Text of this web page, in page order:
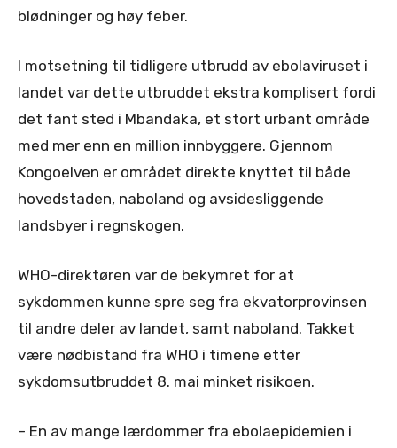
blødninger og høy feber.
I motsetning til tidligere utbrudd av ebolaviruset i
landet var dette utbruddet ekstra komplisert fordi
det fant sted i Mbandaka, et stort urbant område
med mer enn en million innbyggere. Gjennom
Kongoelven er området direkte knyttet til både
hovedstaden, naboland og avsidesliggende
landsbyer i regnskogen.
WHO-direktøren var de bekymret for at
sykdommen kunne spre seg fra ekvatorprovinsen
til andre deler av landet, samt naboland. Takket
være nødbistand fra WHO i timene etter
sykdomsutbruddet 8. mai minket risikoen.
– En av mange lærdommer fra ebolaepidemien i